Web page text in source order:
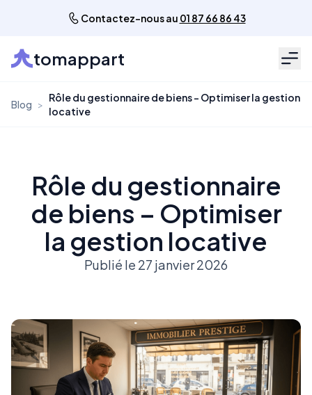
Contactez-nous au 01 87 66 86 43
tomappart
Blog >
Rôle du gestionnaire de biens – Optimiser la gestion
locative
Rôle du gestionnaire
de biens – Optimiser
la gestion locative
Publié le 27 janvier 2026